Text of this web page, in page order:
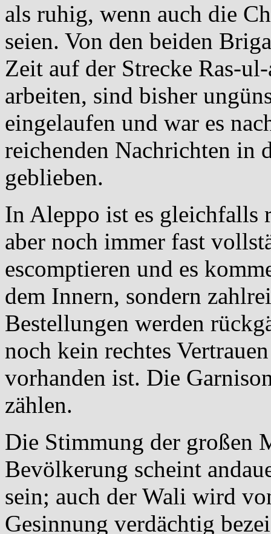
als ruhig, wenn auch die
seien. Von den beiden
Zeit auf der Strecke Ras-
arbeiten, sind bisher
eingelaufen und war es
reichenden Nachrichten in
geblieben.
In Aleppo ist es gleichfalls
aber noch immer fast
escomptieren und es
dem Innern, sondern
Bestellungen werden
noch kein rechtes
vorhanden ist. Die
zählen.
Die Stimmung der großen
Bevölkerung scheint
sein; auch der Wali wird
Gesinnung verdächtig